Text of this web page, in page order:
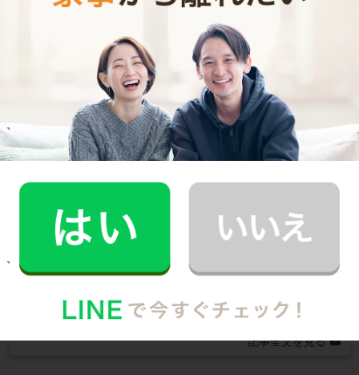
ご利用者インタビュー
Customer Interview
A.T.さん
30代 共働き 育児休暇中
す！
M.K.さん
子どもとコミュニケーションをとる時間が増え
ました！
記事全文を見る